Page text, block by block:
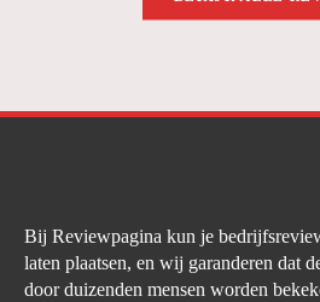
Bij Reviewpagina kun je
laten plaatsen, en wij garanderen dat
door duizenden mensen worden